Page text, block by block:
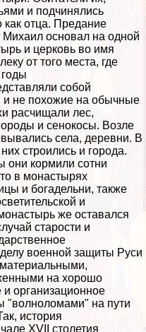
и подчинялись
как отца. Предание
Михаил основал на одной
и церковь во имя
от того места, где
собой
и не похожие на обычные
расчищали лес,
и сенокосы. Возле
села, деревни. В
строились и города.
они кормили сотни
в монастырях
и богадельни, также
и
же оставался
старости и
военной защиты Руси
на хорошо
организационное
"волноломами" на пути
история
XVII столетия